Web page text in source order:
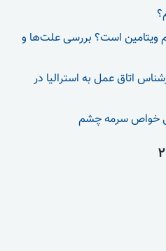
ویتامین است؟ بررسی علت‌ها و
اتاق عمل به استرالیا در
خواص سرمه چشم